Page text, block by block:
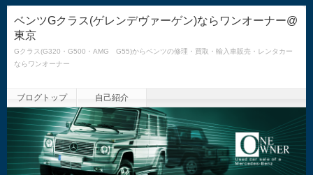
ベンツGクラス(ゲレンデヴァーゲン)ならワンオーナー@
東京
Gクラス(G320・G500・AMG G55)からベンツの修理・買取・輸入車販売・レンタカー
ならワンオーナー
ブログトップ 自己紹介